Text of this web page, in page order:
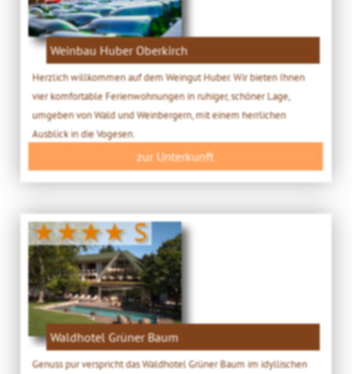
Weinbau Huber Oberkirch
Herzlich willkommen auf dem Weingut Huber. Wir bieten Ihnen
vier komfortable Ferienwohnungen in ruhiger, schöner Lage,
umgeben von Wald und Weinbergern, mit einem herrlichen
Ausblick in die Vogesen.
zur Unterkunft
★★★★ S
Waldhotel Grüner Baum
Genuss pur verspricht das Waldhotel Grüner Baum im idyllischen